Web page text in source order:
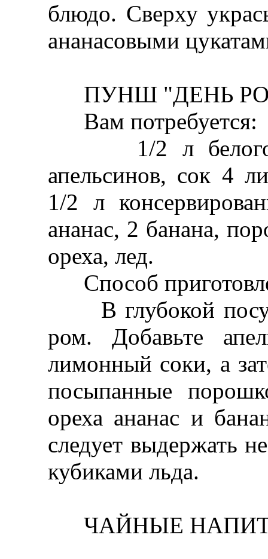
блюдо. Сверху
ананасовыми
ПУНШ "ДЕНЬ
Baм потребуется:
1/2 л белого
апельсинов, сок 4
1/2 л
ананас, 2 банана,
ореха, лед.
Способ
В глубокой
ром. Добавьте
лимонный соки, а
посыпанные
ореха ананас и
следует выдержать
кубиками льда.
ЧАЙНЫЕ